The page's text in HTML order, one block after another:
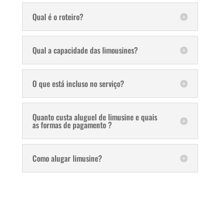
Qual é o roteiro?
Qual a capacidade das limousines?
O que está incluso no serviço?
Quanto custa aluguel de limusine e quais
as formas de pagamento ?
Como alugar limusine?